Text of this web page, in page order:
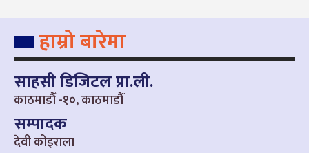
हाम्रो बारेमा
साहसी डिजिटल प्रा.ली.
काठमाडौँ -१०, काठमाडौँ
सम्पादक
देवी कोइराला